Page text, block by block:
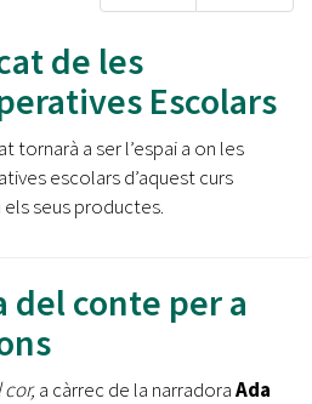
de les
Escolars
tornarà a ser l’espai a on les
escolars d’aquest curs
els seus productes.
del conte per a
cor,a càrrec de la narradoraAda